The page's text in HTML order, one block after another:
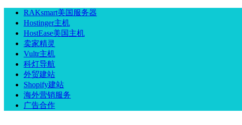
RAKsmart美国服务器
Hostinger主机
HostEase美国主机
卖家精灵
Vultr主机
科灯导航
外贸建站
Shopify建站
海外营销服务
广告合作